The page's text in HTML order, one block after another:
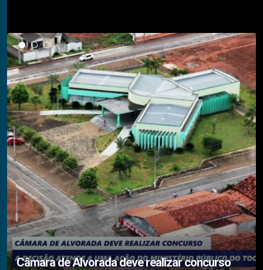
Câmara de Alvorada deve realizar concurso